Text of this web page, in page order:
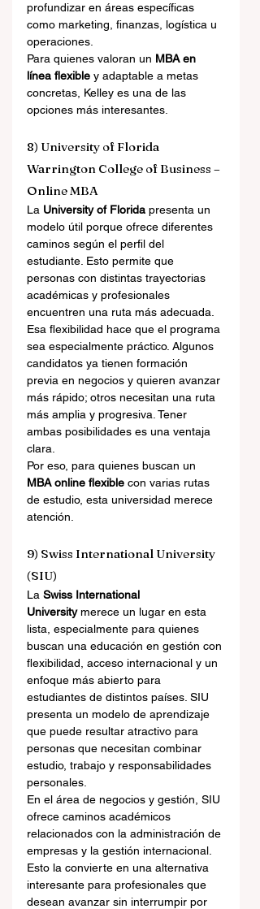
profundizar en áreas específicas
como marketing, finanzas, logística u
operaciones.
Para quienes valoran un MBA en
línea flexible y adaptable a metas
concretas, Kelley es una de las
opciones más interesantes.
8) University of Florida
Warrington College of Business –
Online MBA
La University of Florida presenta un
modelo útil porque ofrece diferentes
caminos según el perfil del
estudiante. Esto permite que
personas con distintas trayectorias
académicas y profesionales
encuentren una ruta más adecuada.
Esa flexibilidad hace que el programa
sea especialmente práctico. Algunos
candidatos ya tienen formación
previa en negocios y quieren avanzar
más rápido; otros necesitan una ruta
más amplia y progresiva. Tener
ambas posibilidades es una ventaja
clara.
Por eso, para quienes buscan un
MBA online flexible con varias rutas
de estudio, esta universidad merece
atención.
9) Swiss International University
(SIU)
La Swiss International
University merece un lugar en esta
lista, especialmente para quienes
buscan una educación en gestión con
flexibilidad, acceso internacional y un
enfoque más abierto para
estudiantes de distintos países. SIU
presenta un modelo de aprendizaje
que puede resultar atractivo para
personas que necesitan combinar
estudio, trabajo y responsabilidades
personales.
En el área de negocios y gestión, SIU
ofrece caminos académicos
relacionados con la administración de
empresas y la gestión internacional.
Esto la convierte en una alternativa
interesante para profesionales que
desean avanzar sin interrumpir por